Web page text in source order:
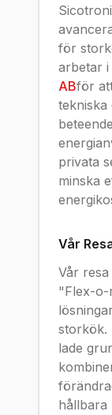
för
arbetar
ABför
tekniska
privata
minska
Vår
Vår
"Flex-o-
storkök.
lade
hållbara